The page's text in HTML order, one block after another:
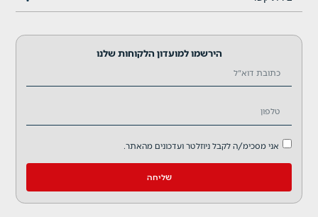
הירשמו למועדון הלקוחות שלנו
אני מסכימ/ה לקבל ניוזלטר ועדכונים מהאתר.
שליחה